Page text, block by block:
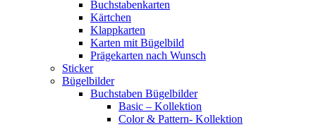
Buchstabenkarten
Kärtchen
Klappkarten
Karten mit Bügelbild
Prägekarten nach Wunsch
Sticker
Bügelbilder
Buchstaben Bügelbilder
Basic – Kollektion
Color & Pattern- Kollektion